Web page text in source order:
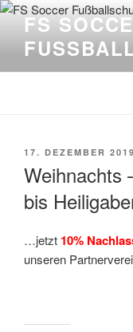
Zum
springen
FS
VERÖFFENTLICHT
17. DEZEMBER 2019
Weihnachts
bis
…jetzt 10%
unseren